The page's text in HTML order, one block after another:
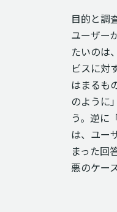
目的と調
ユーザー
たいのは
ビスに対
はまるも
のように
う。逆に
は、ユー
まった回
悪のケー